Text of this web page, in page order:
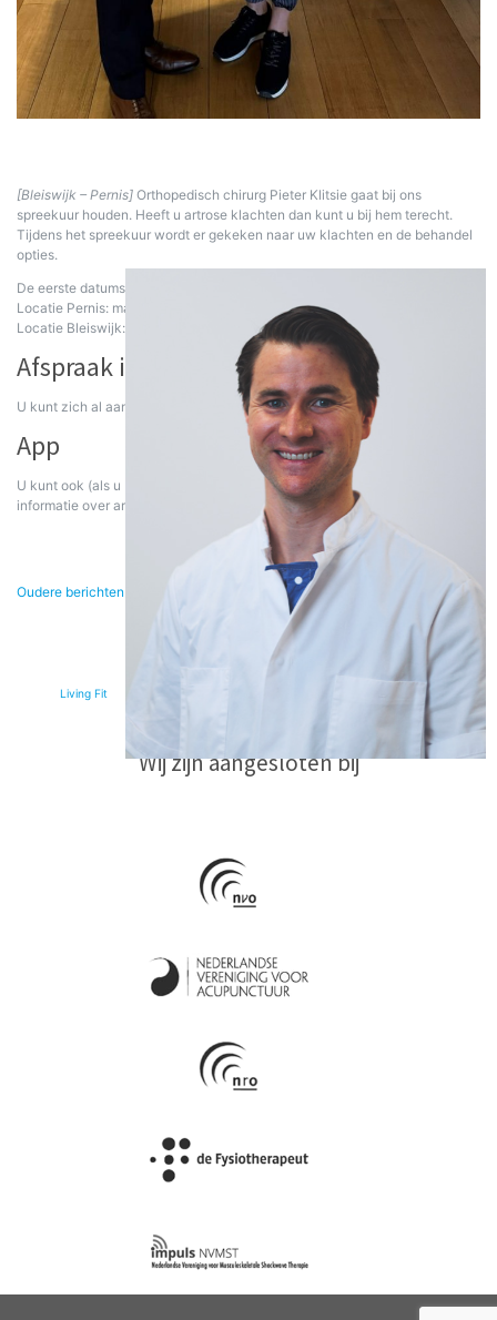
[Bleiswijk – Pernis] Orthopedisch chirurg Pieter Klitsie gaat bij ons
spreekuur houden. Heeft u artrose klachten dan kunt u bij hem terecht.
Tijdens het spreekuur wordt er gekeken naar uw klachten en de behandel
opties.
De eerste datums zijn:
Locatie Pernis: maandag 28 oktober
Locatie Bleiswijk: maandag 18 november
Afspraak inplannen
U kunt zich al aanmelden voor het spreekuur viadeze link.
App
U kunt ook (als u Iphone gebruiker bent) de app downloaden met tips en
informatie over artrose. Dat kan via
deze link.
Berichten
Oudere berichten
Living Fit
Wij zijn aangesloten bij